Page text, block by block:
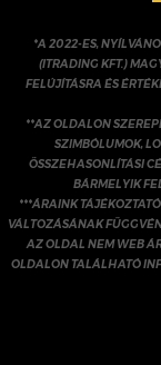
*A 2022-ES,
(ITRADING KFT.)
FELÚJÍTÁSRA ÉS
**AZ OLDALON
SZIMBÓLUMOK,
ÖSSZEHASONLÍTÁSI
BÁRMELYIK
***ÁRAINK
VÁLTOZÁSÁNAK
AZ OLDAL NEM WEB
OLDALON TALÁLHATÓ